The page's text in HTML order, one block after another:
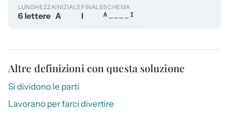
LUNGHEZZA
6 lettere
INIZIALE
A
FINALE
I
SCHEMA
A____I
Altre definizioni con questa soluzione
Si dividono le parti
Lavorano per farci divertire